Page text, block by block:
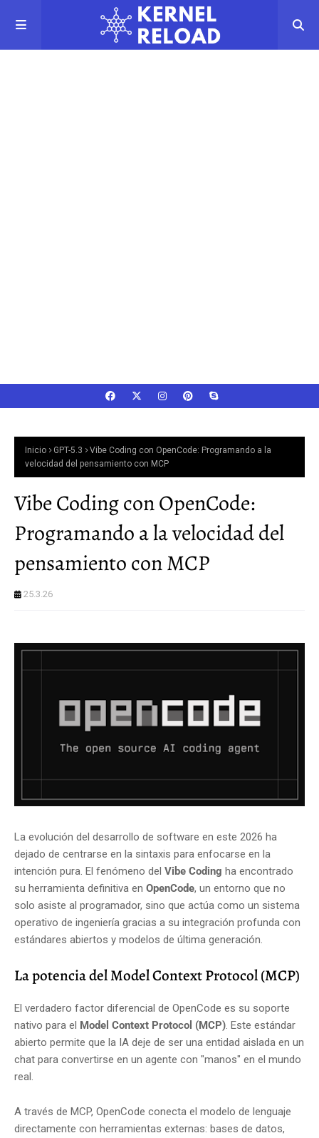
Inicio GPT-5.3
Vibe Coding con OpenCode: Programando a la
velocidad del pensamiento con MCP
Vibe Coding con OpenCode:
Programando a la velocidad del
pensamiento con MCP
25.3.26
La evolución del desarrollo de software en este 2026 ha
dejado de centrarse en la sintaxis para enfocarse en la
intención pura. El fenómeno del Vibe Coding ha encontrado
su herramienta definitiva en OpenCode, un entorno que no
solo asiste al programador, sino que actúa como un sistema
operativo de ingeniería gracias a su integración profunda con
estándares abiertos y modelos de última generación.
La potencia del Model Context Protocol (MCP)
El verdadero factor diferencial de OpenCode es su soporte
nativo para el Model Context Protocol (MCP). Este estándar
abierto permite que la IA deje de ser una entidad aislada en un
chat para convertirse en un agente con "manos" en el mundo
real.
A través de MCP, OpenCode conecta el modelo de lenguaje
directamente con herramientas externas: bases de datos,